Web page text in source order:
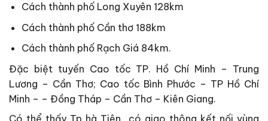
Cách thành phố Long Xuyên 128km
Cách thành phố Cần thơ 188km
Cách thành phố Rạch Giá 84km.
Đặc biệt tuyến Cao tốc TP. Hồ Chí Minh – Trung
Lương – Cần Thơ; Cao tốc Bình Phước – TP Hồ Chí
Minh – – Đồng Tháp – Cần Thơ – Kiên Giang.
Có thể thấy Tp hà Tiên có giao thông kết nối vùng